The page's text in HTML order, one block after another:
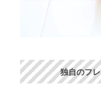
独自のフ